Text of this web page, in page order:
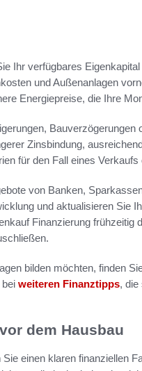
Ihr verfügbares
und Außenanlagen
Energiepreise, die Ihre
Bauverzögerungen
Zinsbindung,
für den Fall eines
von Banken,
und aktualisieren Sie
Finanzierung frühzeitig
bilden möchten, finden
weiteren Finanztipps, die
dem Hausbau
einen klaren finanziellen